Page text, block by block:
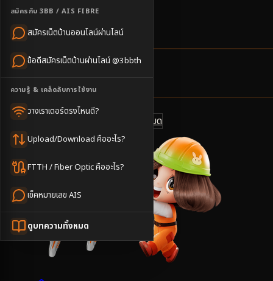
สมัครกับ 3BB / AIS FIBRE
สมัครเน็ตบ้านออนไลน์ผ่านไลน์
ข้อดีสมัครเน็ตบ้านผ่านไลน์ @3bbth
ความรู้ & เคล็ดลับการใช้งาน
วางเราเตอร์ตรงไหนดี?
Upload/Download คืออะไร?
FTTH / Fiber Optic คืออะไร?
เช็คหมายเลข AIS
ดูบทความทั้งหมด
2-3วันทำการ
นัดช่างติดตั้ง
ราคาเริ่มต้น
ดูแพ็กเกจทั้งหมด